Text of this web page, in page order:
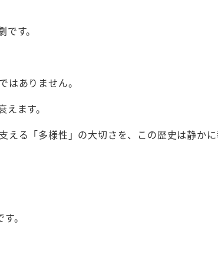
す。
ありません。
ます。
える「多様性」の大切さを、この歴史は静か
。